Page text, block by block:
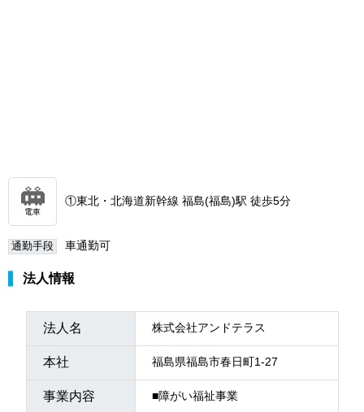
電車
①東北・北海道新幹線 福島(福島)駅 徒歩5分
通勤手段 車通勤可
法人情報
法人名 株式会社アンドテラス
本社 福島県福島市春日町1-27
事業内容 ■障がい福祉事業